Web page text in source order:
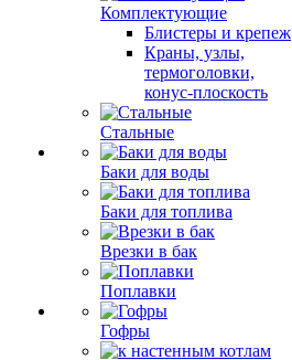
Комплектующие
Блистеры и крепеж
Краны, узлы,
термоголовки,
конус-плоскость
Стальные
Баки для воды
Баки для топлива
Врезки в бак
Поплавки
Гофры